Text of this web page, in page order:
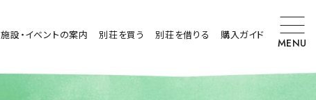
施設・イベントの案内 別荘を買う 別荘を借りる 購入ガイド
MENU